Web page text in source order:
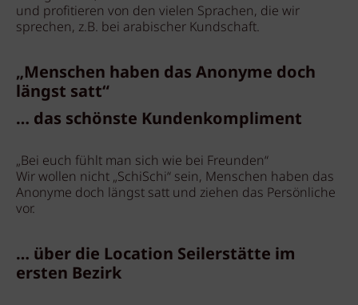
und profitieren von den vielen Sprachen, die wir
sprechen, z.B. bei arabischer Kundschaft.
„Menschen haben das Anonyme doch
längst satt“
… das schönste Kundenkompliment
„Bei euch fühlt man sich wie bei Freunden“
Wir wollen nicht „SchiSchi“ sein, Menschen haben das
Anonyme doch längst satt und ziehen das Persönliche
vor.
… über die Location Seilerstätte im
ersten Bezirk